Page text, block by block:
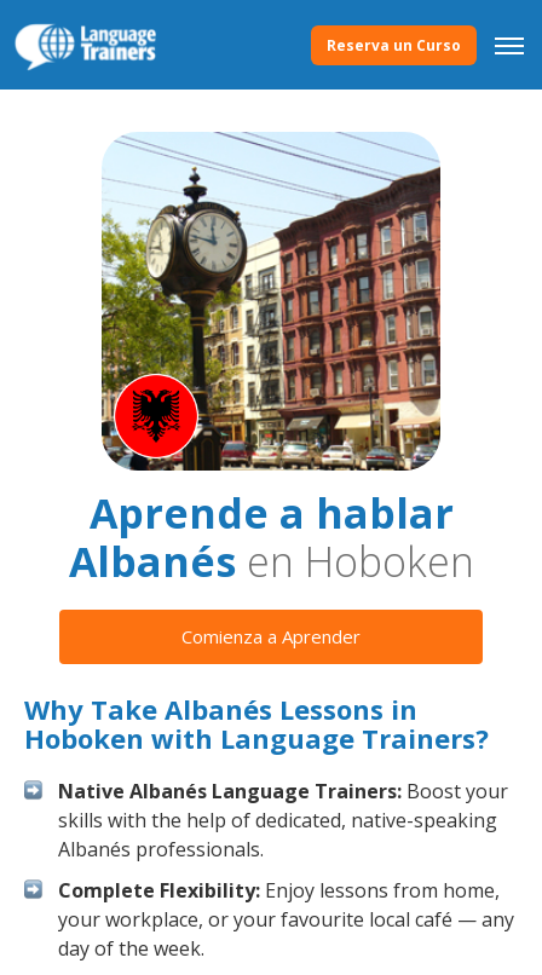
Reserva un Curso
Aprende a hablar
Albanésen Hoboken
Comienza a Aprender
Why Take Albanés Lessons in
Hoboken with Language Trainers?
Native Albanés Language Trainers: Boost your
skills with the help of dedicated, native-speaking
Albanés professionals.
Complete Flexibility: Enjoy lessons from home,
your workplace, or your favourite local café — any
day of the week.